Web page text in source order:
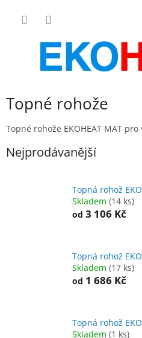
Topné rohože
Topné rohože EKOHEAT MAT
Nejprodávanější
Topná rohož
Skladem (14 ks)
od 3 106 Kč
Topná rohož
Skladem (17 ks)
od 1 686 Kč
Topná rohož
Skladem (1 ks)